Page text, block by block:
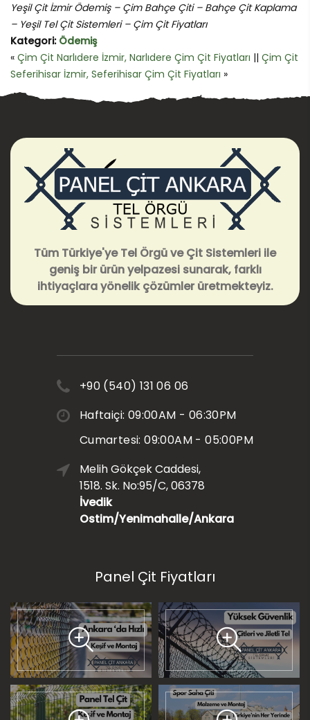
Yeşil Çit İzmir Ödemiş – Çim Bahçe Çiti – Bahçe Çit Kaplama
– Yeşil Tel Çit Sistemleri – Çim Çit Fiyatları
Kategori: Ödemiş
« Çim Çit Narlıdere İzmir, Narlıdere Çim Çit Fiyatları || Çim Çit
Seferihisar İzmir, Seferihisar Çim Çit Fiyatları »
Tüm Türkiye'ye Tel Örgü ve Çit Sistemleri ile
geniş bir ürün yelpazesi sunarak, farklı
ihtiyaçlara yönelik çözümler üretmekteyiz.
+90 (540) 131 06 06
Haftaiçi: 09:00AM - 06:30PM
Cumartesi: 09:00AM - 05:00PM
Melih Gökçek Caddesi,
1518. Sk. No:95/C, 06378
İvedik
Ostim/Yenimahalle/Ankara
Panel Çit Fiyatları